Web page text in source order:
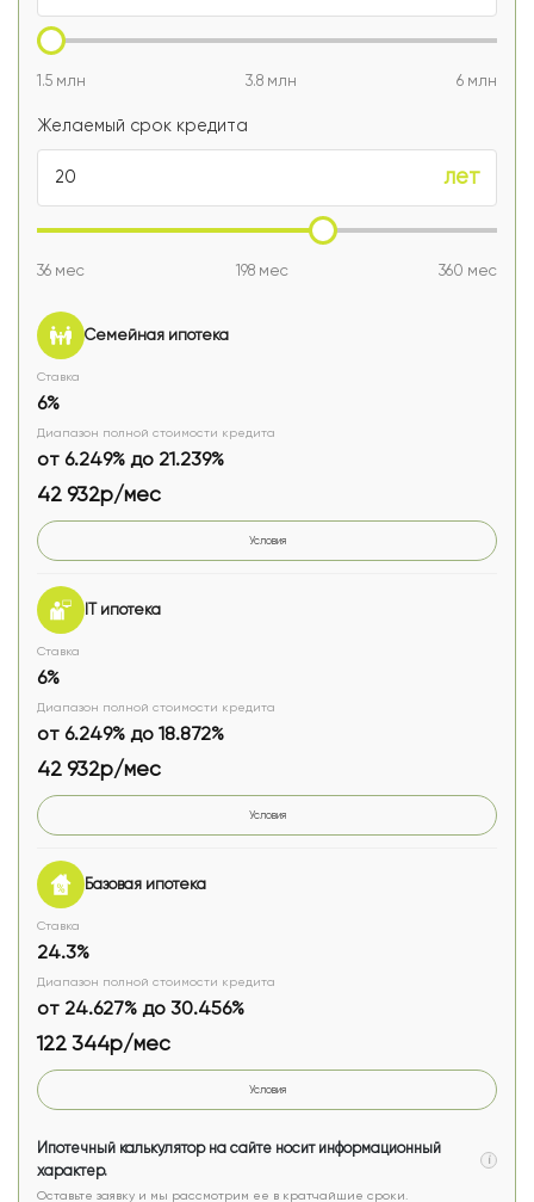
1.5 млн 3.8 млн 6 млн
Желаемый срок кредита
лет
36 мес 198 мес 360 мес
Семейная ипотека
Ставка
6%
Диапазон полной стоимости кредита
от 6.249% до 21.239%
42 932р/мес
Условия
IT ипотека
Ставка
6%
Диапазон полной стоимости кредита
от 6.249% до 18.872%
42 932р/мес
Условия
Базовая ипотека
Ставка
24.3%
Диапазон полной стоимости кредита
от 24.627% до 30.456%
122 344р/мес
Условия
Ипотечный калькулятор на сайте носит информационный
характер.
i
Оставьте заявку и мы рассмотрим ее в кратчайшие сроки.